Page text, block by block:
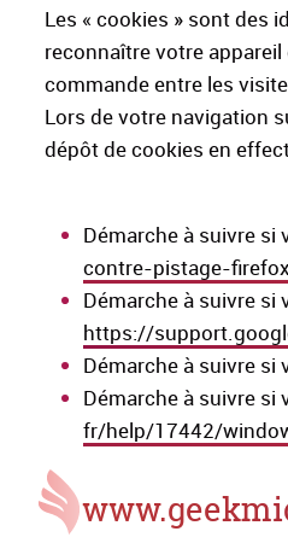
Les « cookies » sont des
reconnaître votre
commande entre les
Lors de votre navigation
dépôt de cookies en
Démarche à suivre si
contre-pistage-
Démarche à suivre si
https://
Démarche à suivre si
Démarche à suivre si
fr/help/17442/